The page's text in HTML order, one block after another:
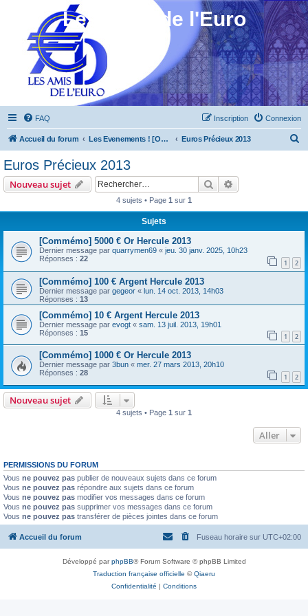
Les Amis de l'Euro
FAQ Connexion
Inscription
Accueil du forum Les Evenements ! [Ouvert au public] Euros Précieux 2013
e
Euros Précieux 2013
Nouveau sujet Rechercher
4 sujets • Page 1 sur 1
Sujets
[Commémo] 5000 € Or Hercule 2013
Dernier message par quarrymen69 « jeu. 30 janv. 2025, 10h23
Réponses : 22 1 2
[Commémo] 100 € Argent Hercule 2013
Dernier message par gegeor « lun. 14 oct. 2013, 14h03
Réponses : 13
[Commémo] 10 € Argent Hercule 2013
Dernier message par evogt « sam. 13 juil. 2013, 19h01
Réponses : 15 1 2
[Commémo] 1000 € Or Hercule 2013
Dernier message par 3bun « mer. 27 mars 2013, 20h10
Réponses : 28 1 2
Nouveau sujet
4 sujets • Page 1 sur 1
Aller
PERMISSIONS DU FORUM
Vous ne pouvez pas publier de nouveaux sujets dans ce forum
Vous ne pouvez pas répondre aux sujets dans ce forum
Vous ne pouvez pas modifier vos messages dans ce forum
Vous ne pouvez pas supprimer vos messages dans ce forum
Vous ne pouvez pas transférer de pièces jointes dans ce forum
Accueil du forum Fuseau horaire sur UTC+02:00
Développé parphpBB® Forum Software © phpBB Limited
Traduction française officielle ©Qiaeru
Confidentialité
Conditions